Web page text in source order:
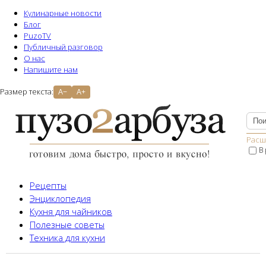
Кулинарные новости
Блог
PuzoTV
Публичный разговор
О нас
Напишите нам
Размер текста: A− A+
В
Рецепты
Энциклопедия
Кухня для чайников
Полезные советы
Техника для кухни